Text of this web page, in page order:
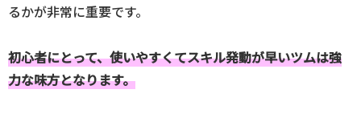
るかが非常に重要です。
初心者にとって、使いやすくてスキル発動が早いツムは強
力な味方となります。